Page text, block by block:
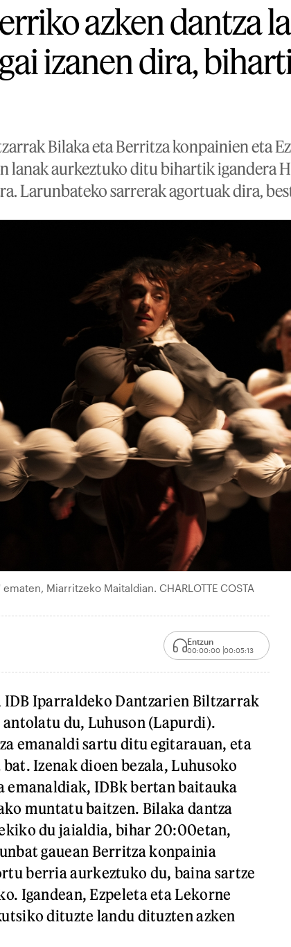
azken dantza
izanen dira,
Bilaka eta Berritza konpainien eta
lanak aurkeztuko ditu bihartik igandera
Larunbateko sarrerak agortuak dira,
Miarritzeko Maitaldian. CHARLOTTE COSTA
Entzun
00:00:00 00:05:13
IDB Iparraldeko Dantzarien Biltzarrak
du, Luhuson (Lapurdi).
emanaldi sartu ditu egitarauan, eta
Izenak dioen bezala, Luhusoko
emanaldiak, IDBk bertan baitauka
muntatu baitzen. Bilaka dantza
du jaialdia, bihar 20:00etan,
gauean Berritza konpainia
berria aurkeztuko du, baina sartze
Igandean, Ezpeleta eta Lekorne
dituzte landu dituzten azken